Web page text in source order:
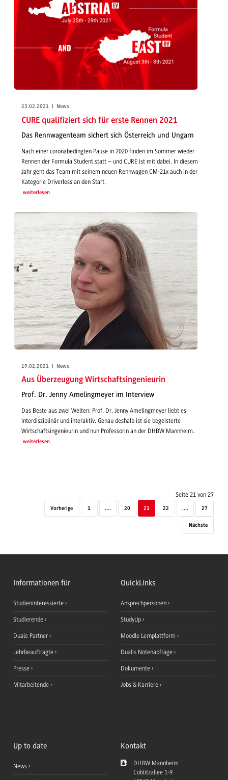
23.02.2021 | News
CURE qualifiziert sich für erste Rennen 2021
Das Rennwagenteam sichert sich Österreich und Ungarn
Nach einer coronabedingten Pause in 2020 finden im Sommer wieder
Rennen der Formula Student statt – und CURE ist mit dabei. In diesem
Jahr geht das Team mit seinem neuen Rennwagen CM-21x auch in der
Kategorie Driverless an den Start.
weiterlesen
19.02.2021 | News
Aus Überzeugung Wirtschaftsingenieurin
Prof. Dr. Jenny Amelingmeyer im Interview
Das Beste aus zwei Welten: Prof. Dr. Jenny Amelingmeyer liebt es
interdisziplinär und interaktiv. Genau deshalb ist sie begeisterte
Wirtschaftsingenieurin und nun Professorin an der DHBW Mannheim.
weiterlesen
Seite 21 von 27
Vorherige 1 .... 20 21 22 .... 27
Nächste
Informationen für
Studieninteressierte
Studierende
Duale Partner
Lehrbeauftragte
Presse
Mitarbeitende
QuickLinks
Ansprechpersonen
StudyUp
Moodle Lernplattform
Dualis Notenabfrage
Dokumente
Jobs & Karriere
Up to date
News
Kontakt
DHBW Mannheim
Coblitzallee 1-9